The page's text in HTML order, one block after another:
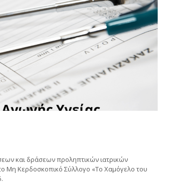
και δράσεων προληπτικών ιατρικών
Μη Κερδοσκοπικό Σύλλογο «Το Χαμόγελο του